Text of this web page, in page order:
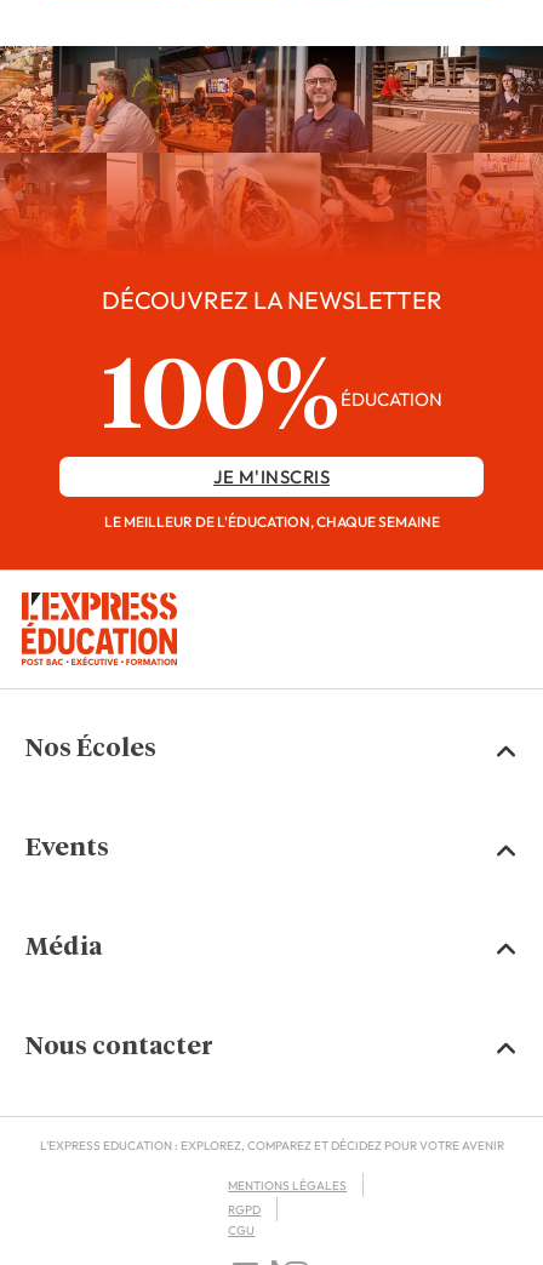
DÉCOUVREZ LA NEWSLETTER
100% ÉDUCATION
JE M'INSCRIS
LE MEILLEUR DE L'ÉDUCATION, CHAQUE SEMAINE
Nos Écoles
Events
Média
Nous contacter
L'EXPRESS EDUCATION : EXPLOREZ, COMPAREZ ET DÉCIDEZ POUR VOTRE AVENIR
MENTIONS LÉGALES
RGPD
CGU